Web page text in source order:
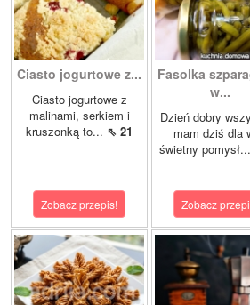
Ciasto jogurtowe z...
Ciasto jogurtowe z
malinami, serkiem i
kruszonką to... ⇖ 21
Zobacz przepis!
Fasolka
w...
Dzień dobry
mam dziś dla
świetny pomysł...
Zobacz